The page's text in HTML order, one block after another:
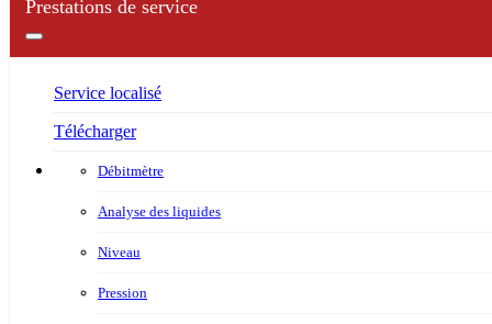
Prestations de service
Service localisé
Télécharger
Débitmètre
Analyse des liquides
Niveau
Pression